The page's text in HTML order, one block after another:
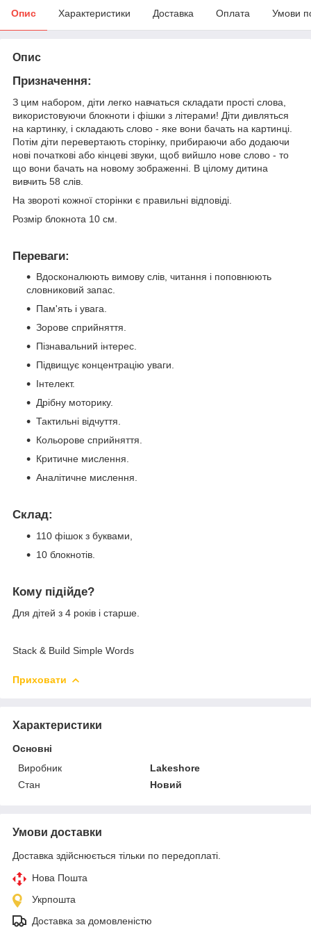
Опис Характеристики Доставка Оплата Умови
Опис
Призначення:
З цим набором, діти легко навчаться складати прості слова,
використовуючи блокноти і фішки з літерами! Діти дивляться
на картинку, і складають слово - яке вони бачать на картинці.
Потім діти перевертають сторінку, прибираючи або додаючи
нові початкові або кінцеві звуки, щоб вийшло нове слово - то
що вони бачать на новому зображенні. В цілому дитина
вивчить 58 слів.
На звороті кожної сторінки є правильні відповіді.
Розмір блокнота 10 см.
Переваги:
Вдосконалюють вимову слів, читання і поповнюють
словниковий запас.
Пам'ять і увага.
Зорове сприйняття.
Пізнавальний інтерес.
Підвищує концентрацію уваги.
Інтелект.
Дрібну моторику.
Тактильні відчуття.
Кольорове сприйняття.
Критичне мислення.
Аналітичне мислення.
Склад:
110 фішок з буквами,
10 блокнотів.
Кому підійде?
Для дітей з 4 років і старше.
Stack & Build Simple Words
Приховати
Характеристики
Основні
Виробник
Lakeshore
Стан
Новий
Умови доставки
Доставка здійснюється тільки по передоплаті.
Нова Пошта
Укрпошта
Доставка за домовленістю